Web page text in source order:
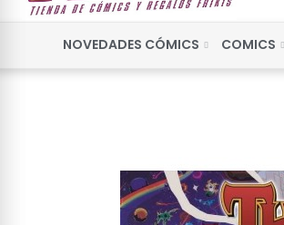
NOVEDADES CÓMICS COMICS